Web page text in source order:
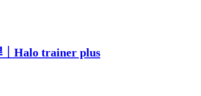
Halo trainer plus